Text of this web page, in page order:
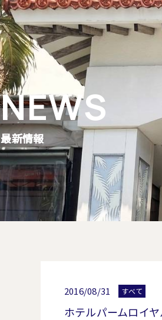
NEWS
最新情報
2016/08/31 すべて
ホテルパームロイ